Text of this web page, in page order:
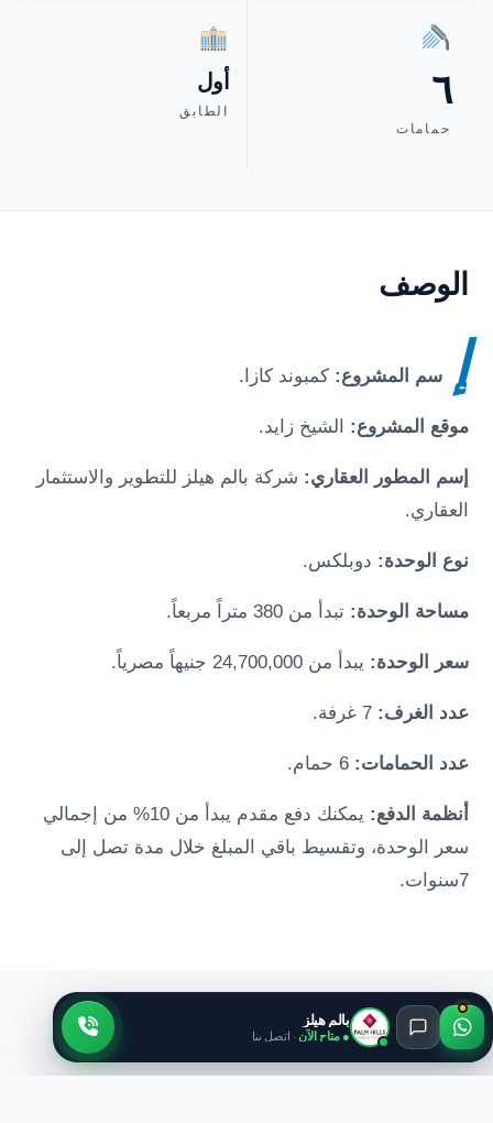
٦
حمامات
أول
الطابق
الوصف
إ سم المشروع:كمبوندكازا .
موقع المشروع: الشيخ زايد.
إسم المطور العقاري: شركة بالم هيلز للتطوير والاستثمار
العقاري.
نوع الوحدة: دوبلكس.
مساحة الوحدة:تبدأ من 380 متراً مربعاً.
سعر الوحدة: يبدأ من 24,700,000 جنيهاً مصرياً.
عدد الغرف: 7 غرفة.
عدد الحمامات: 6 حمام.
أنظمة الدفع:
يمكنك دفع مقدم يبدأ من 10% من إجمالي
سعر الوحدة، وتقسيط باقي المبلغ خلال مدة تصل إلى
7سنوات.
معرض الصور
بالم هيلز
● متاح الآن · اتصل بنا